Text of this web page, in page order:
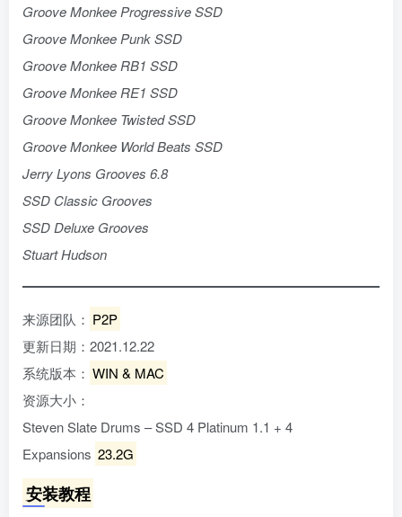
Groove Monkee Progressive SSD
Groove Monkee Punk SSD
Groove Monkee RB1 SSD
Groove Monkee RE1 SSD
Groove Monkee Twisted SSD
Groove Monkee World Beats SSD
Jerry Lyons Grooves 6.8
SSD Classic Grooves
SSD Deluxe Grooves
Stuart Hudson
来源团队： P2P
更新日期：2021.12.22
系统版本： WIN & MAC
资源大小：
Steven Slate Drums – SSD 4 Platinum 1.1 + 4
Expansions 23.2G
安装教程